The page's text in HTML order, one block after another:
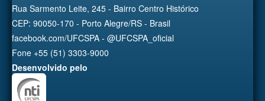
Rua Sarmento Leite, 245 - Bairro Centro Histórico
CEP: 90050-170 - Porto Alegre/RS - Brasil
facebook.com/UFCSPA - @UFCSPA_oficial
Fone +55 (51) 3303-9000
Desenvolvido pelo